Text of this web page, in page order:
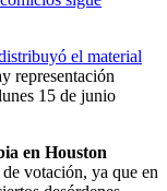
el material
representación
15 de junio
en Houston
votación, ya que en